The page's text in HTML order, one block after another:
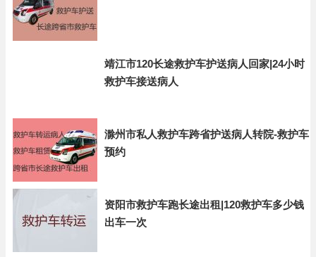
靖江市120长途救护车护送病人回家|24小时
救护车接送病人
滁州市私人救护车跨省护送病人转院-救护车
预约
资阳市救护车跑长途出租|120救护车多少钱
出车一次